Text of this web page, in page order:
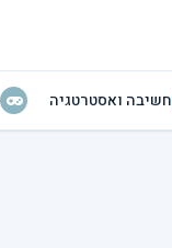
חשיבה ואסטרטגיה